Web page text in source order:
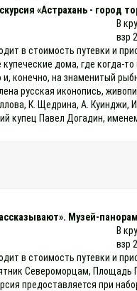
«Астрахань - город
В
взр
в стоимость путевки и
дома, где когда-
конечно, на знаменитый
русская иконопись,
К. Щедрина, А. Куинджи,
купец Павел Догадин,
Музей-
В
взр
в стоимость путевки и
Североморцам, Площадь
предоставляется при